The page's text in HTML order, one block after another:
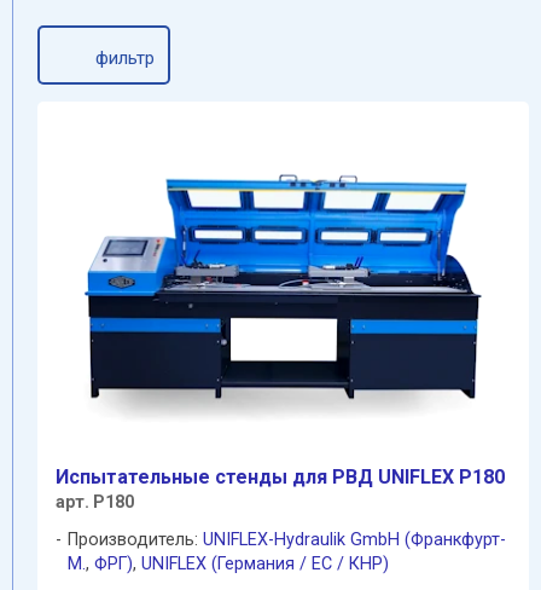
фильтр
Испытательные стенды для РВД UNIFLEX P180
арт. P180
Производитель: UNIFLEX-Hydraulik GmbH (Франкфурт-
М., ФРГ), UNIFLEX (Германия / EC / КНР)